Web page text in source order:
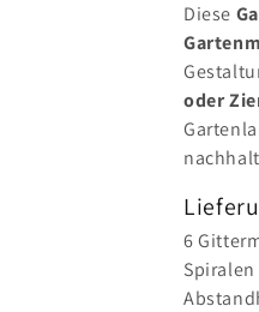
Diese
oder
6